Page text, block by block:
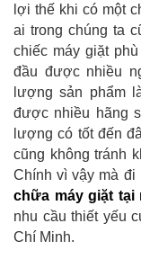
lợi thế khi có một
ai trong chúng ta
chiếc máy giặt
đầu được nhiều
lượng sản phẩm
được nhiều hãng
lượng có tốt đến
cũng không tránh
Chính vì vậy mà đi
chữa máy giặt tại
nhu cầu thiết yếu
Chí Minh.